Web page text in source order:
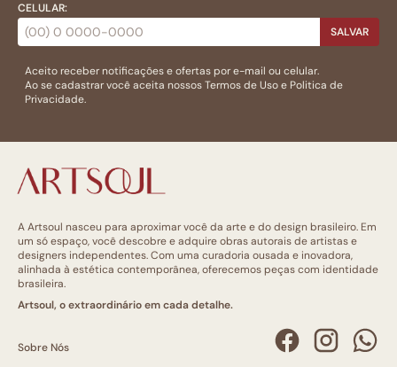
CELULAR:
SALVAR
Aceito receber notificações e ofertas por e-mail ou celular.
Ao se cadastrar você aceita nossosTermos de Usoe Politica de
Privacidade.
A Artsoul nasceu para aproximar você da arte e do design brasileiro. Em
um só espaço, você descobre e adquire obras autorais de artistas e
designers independentes. Com uma curadoria ousada e inovadora,
alinhada à estética contemporânea, oferecemos peças com identidade
brasileira.
Artsoul, o extraordinário em cada detalhe.
Sobre Nós